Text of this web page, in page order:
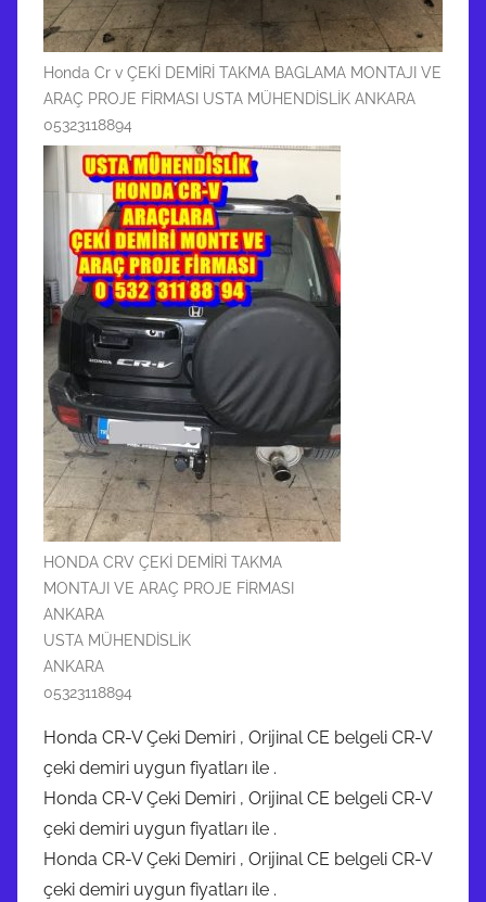
Honda Cr v ÇEKİ DEMİRİ TAKMA BAGLAMA MONTAJI VE
ARAÇ PROJE FİRMASI USTA MÜHENDİSLİK ANKARA
05323118894
HONDA CRV ÇEKİ DEMİRİ TAKMA
MONTAJI VE ARAÇ PROJE FİRMASI
ANKARA
USTA MÜHENDİSLİK
ANKARA
05323118894
Honda CR-V Çeki Demiri , Orijinal CE belgeli CR-V
çeki demiri uygun fiyatları ile .
Honda CR-V Çeki Demiri , Orijinal CE belgeli CR-V
çeki demiri uygun fiyatları ile .
Honda CR-V Çeki Demiri , Orijinal CE belgeli CR-V
çeki demiri uygun fiyatları ile .